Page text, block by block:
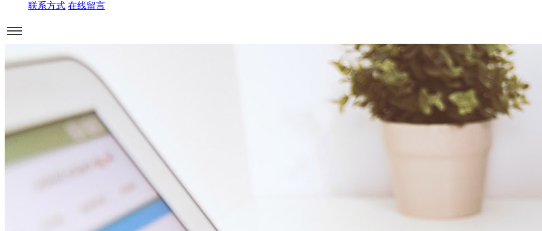
联系方式 在线留言